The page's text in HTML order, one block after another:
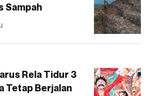
Sampah
Rela Tidur 3
Tetap Berjalan